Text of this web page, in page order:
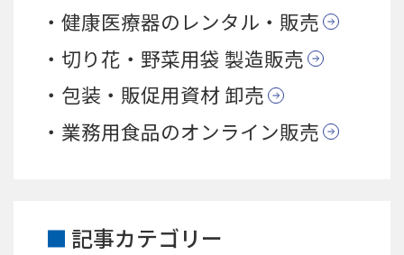
健康医療器のレンタル・販売
切り花・野菜用袋 製造販売
包装・販促用資材 卸売
業務用食品のオンライン販売
記事カテゴリー